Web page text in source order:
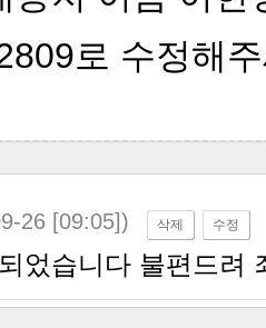
로 수정해
26 [09:05]) 삭제 수정
었습니다 불편드려